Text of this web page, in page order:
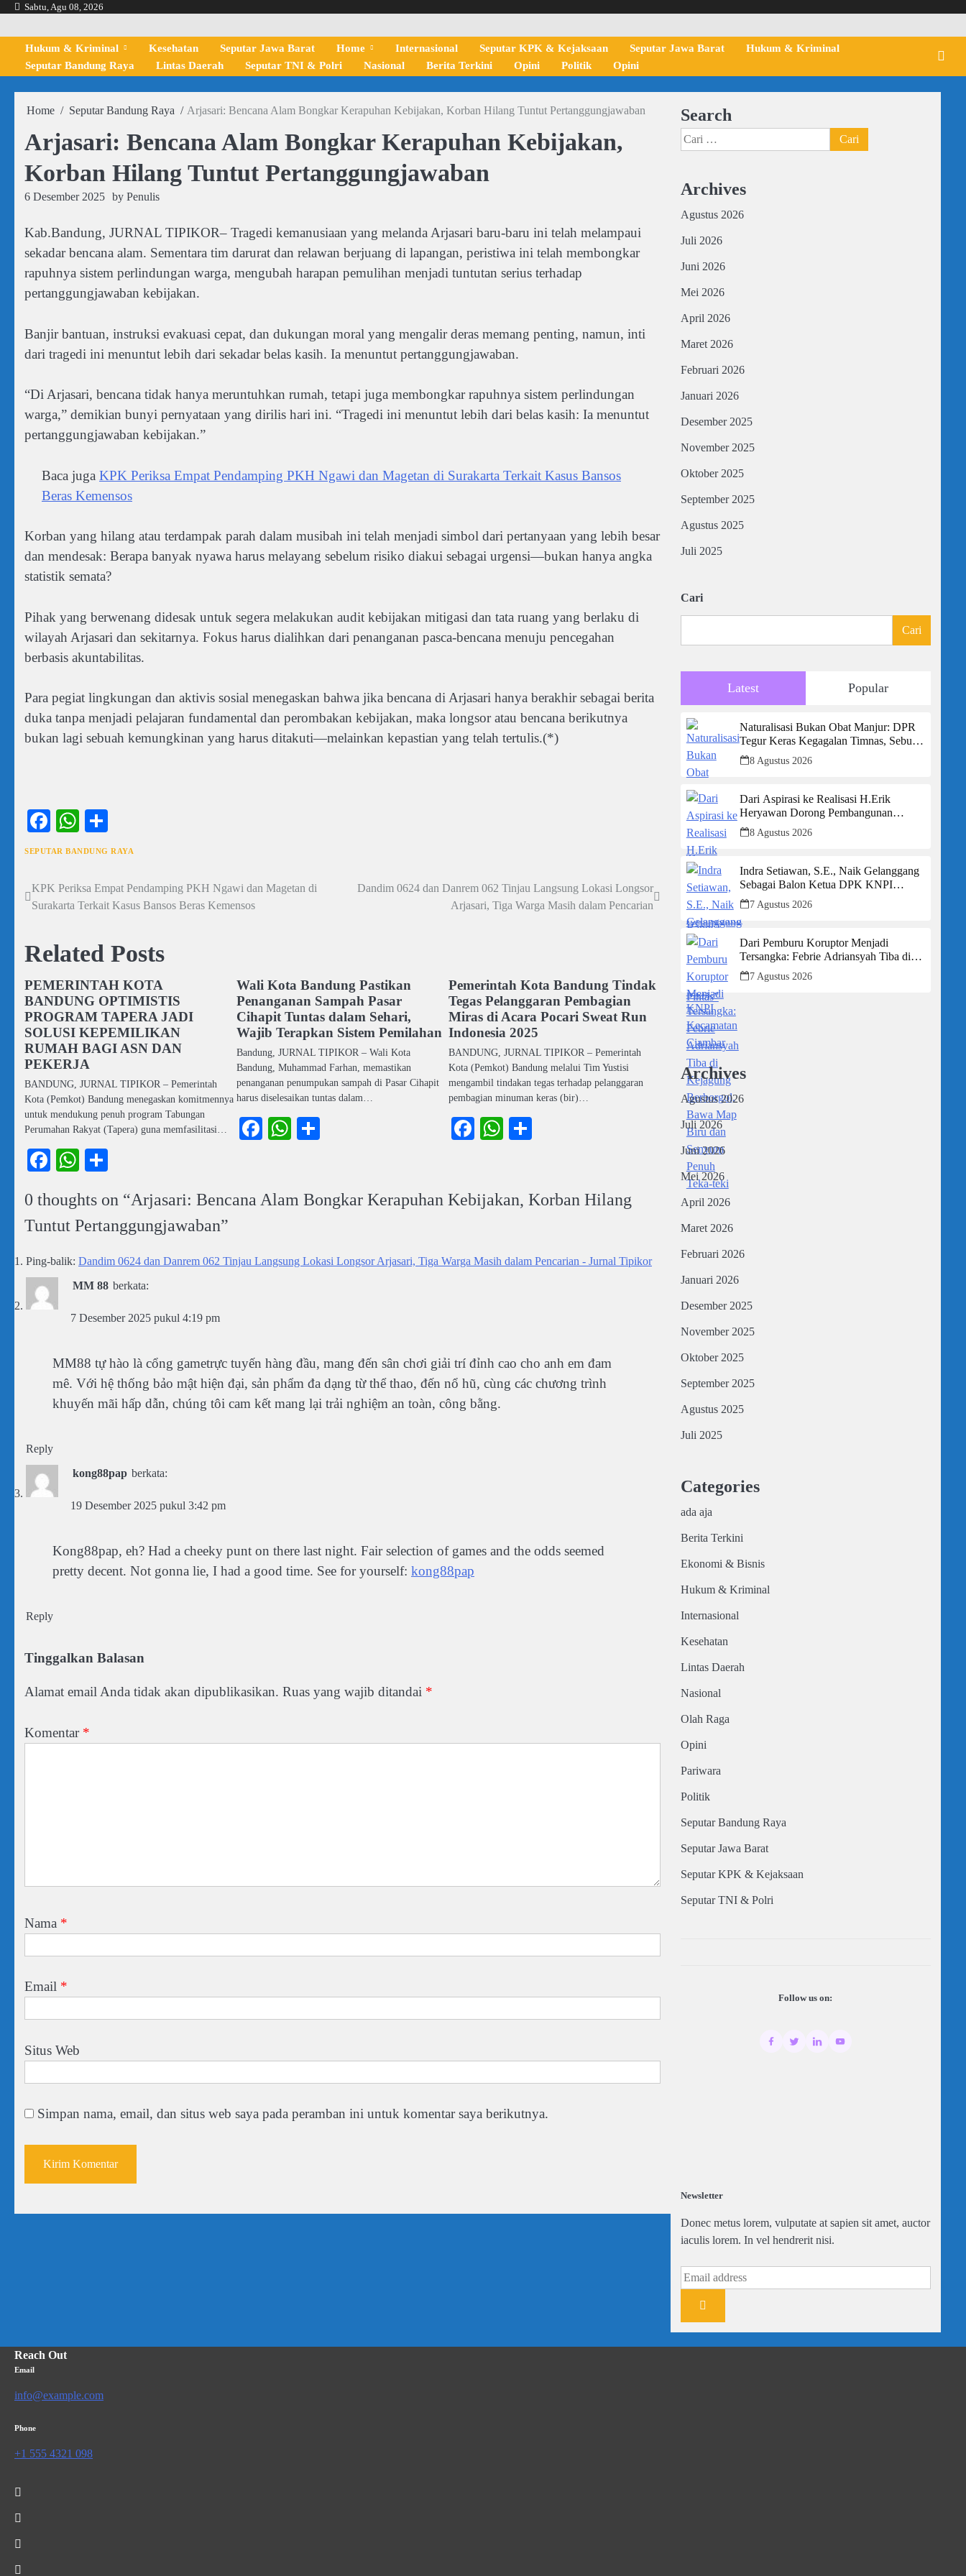
Skip
content
Sabtu, Agu 08, 2026
Hukum & Kriminal Kesehatan Seputar Jawa Barat Home Internasional Seputar KPK & Kejaksaan Seputar Jawa Barat
Hukum & Kriminal
Seputar Bandung Raya
Lintas Daerah Seputar TNI & Polri Nasional Berita Terkini Opini Politik Opini
Home Seputar Bandung Raya Arjasari: Bencana Alam Bongkar Kerapuhan Kebijakan, Korban Hilang Tuntut Pertanggungjawaban
Arjasari: Bencana Alam Bongkar Kerapuhan Kebijakan,
Korban Hilang Tuntut Pertanggungjawaban
6 Desember 2025 by Penulis
Kab.Bandung, JURNAL TIPIKOR– Tragedi kemanusiaan yang melanda Arjasari baru-baru ini telah melampaui
sekadar bencana alam. Sementara tim darurat dan relawan berjuang di lapangan, peristiwa ini telah membongkar
rapuhnya sistem perlindungan warga, mengubah harapan pemulihan menjadi tuntutan serius terhadap
pertanggungjawaban kebijakan.
Banjir bantuan, instruksi evakuasi cepat, dan dukungan moral yang mengalir deras memang penting, namun, inti
dari tragedi ini menuntut lebih dari sekadar belas kasih. Ia menuntut pertanggungjawaban.
“Di Arjasari, bencana tidak hanya meruntuhkan rumah, tetapi juga membongkar rapuhnya sistem perlindungan
warga,” demikian bunyi pernyataan yang dirilis hari ini. “Tragedi ini menuntut lebih dari belas kasih: Ia menuntut
pertanggungjawaban kebijakan.”
Baca juga KPK Periksa Empat Pendamping PKH Ngawi dan Magetan di Surakarta Terkait Kasus Bansos
Beras Kemensos
Korban yang hilang atau terdampak parah dalam musibah ini telah menjadi simbol dari pertanyaan yang lebih besar
dan mendesak: Berapa banyak nyawa harus melayang sebelum risiko diakui sebagai urgensi—bukan hanya angka
statistik semata?
Pihak yang berwenang didesak untuk segera melakukan audit kebijakan mitigasi dan tata ruang yang berlaku di
wilayah Arjasari dan sekitarnya. Fokus harus dialihkan dari penanganan pasca-bencana menuju pencegahan
berbasis akuntabilitas.
Para pegiat lingkungan dan aktivis sosial menegaskan bahwa jika bencana di Arjasari hanya berakhir sebagai berita
duka tanpa menjadi pelajaran fundamental dan perombakan kebijakan, maka longsor atau bencana berikutnya
bukan lagi sebuah kemungkinan yang harus ditakuti—melainkan kepastian yang telah tertulis.(*)
Facebook
WhatsApp
SEPUTAR BANDUNG RAYA
Navigasi
KPK Periksa Empat Pendamping PKH Ngawi dan Magetan di
Surakarta Terkait Kasus Bansos Beras Kemensos
Dandim 0624 dan Danrem 062 Tinjau Langsung Lokasi Longsor
Arjasari, Tiga Warga Masih dalam Pencarian
Related Posts
PEMERINTAH KOTA
BANDUNG OPTIMISTIS
PROGRAM TAPERA JADI
SOLUSI KEPEMILIKAN
RUMAH BAGI ASN DAN
PEKERJA
BANDUNG, JURNAL TIPIKOR – Pemerintah
Kota (Pemkot) Bandung menegaskan komitmennya
untuk mendukung penuh program Tabungan
Perumahan Rakyat (Tapera) guna memfasilitasi…
Facebook
WhatsApp
Wali Kota Bandung Pastikan
Penanganan Sampah Pasar
Cihapit Tuntas dalam Sehari,
Wajib Terapkan Sistem Pemilahan
Bandung, JURNAL TIPIKOR – Wali Kota
Bandung, Muhammad Farhan, memastikan
penanganan penumpukan sampah di Pasar Cihapit
harus diselesaikan tuntas dalam…
Facebook
WhatsApp
Pemerintah Kota Bandung Tindak
Tegas Pelanggaran Pembagian
Miras di Acara Pocari Sweat Run
Indonesia 2025
BANDUNG, JURNAL TIPIKOR – Pemerintah
Kota (Pemkot) Bandung melalui Tim Yustisi
mengambil tindakan tegas terhadap pelanggaran
pembagian minuman keras (bir)…
Facebook
WhatsApp
0 thoughts on “Arjasari: Bencana Alam Bongkar Kerapuhan Kebijakan, Korban Hilang
Tuntut Pertanggungjawaban”
Ping-balik: Dandim 0624 dan Danrem 062 Tinjau Langsung Lokasi Longsor Arjasari, Tiga Warga Masih dalam Pencarian - Jurnal Tipikor
MM 88 berkata:
7 Desember 2025 pukul 4:19 pm
MM88 tự hào là cổng gametrực tuyến hàng đầu, mang đến sân chơi giải trí đỉnh cao cho anh em đam
mê. Với hệ thống bảo mật hiện đại, sản phẩm đa dạng từ thể thao, đến nổ hũ, cùng các chương trình
khuyến mãi hấp dẫn, chúng tôi cam kết mang lại trải nghiệm an toàn, công bằng.
Reply
kong88pap berkata:
19 Desember 2025 pukul 3:42 pm
Kong88pap, eh? Had a cheeky punt on there last night. Fair selection of games and the odds seemed
pretty decent. Not gonna lie, I had a good time. See for yourself: kong88pap
Reply
Tinggalkan Balasan
Alamat email Anda tidak akan dipublikasikan. Ruas yang wajib ditandai *
Komentar *
Nama *
Email *
Situs Web
Simpan nama, email, dan situs web saya pada peramban ini untuk komentar saya berikutnya.
Search
Cari
untuk:
Archives
Agustus 2026
Juli 2026
Juni 2026
Mei 2026
April 2026
Maret 2026
Februari 2026
Januari 2026
Desember 2025
November 2025
Oktober 2025
September 2025
Agustus 2025
Juli 2025
Cari
Cari
Latest Popular
Naturalisasi Bukan Obat Manjur: DPR
Tegur Keras Kegagalan Timnas, Sebut
Potensi Anak Bangsa Terabaikan Demi
“Jalan Pintas”
8 Agustus 2026
Dari Aspirasi ke Realisasi H.Erik
Heryawan Dorong Pembangunan
Infrastruktur Jalan Cikalong Bunder
8 Agustus 2026
Indra Setiawan, S.E., Naik Gelanggang
Sebagai Balon Ketua DPK KNPI
Kecamatan Ciambar
7 Agustus 2026
Dari Pemburu Koruptor Menjadi
Tersangka: Febrie Adriansyah Tiba di
Kejagung Berborgol, Bawa Map Biru
dan Senyum Penuh Teka-teki
7 Agustus 2026
Archives
Agustus 2026
Juli 2026
Juni 2026
Mei 2026
April 2026
Maret 2026
Februari 2026
Januari 2026
Desember 2025
November 2025
Oktober 2025
September 2025
Agustus 2025
Juli 2025
Categories
ada aja
Berita Terkini
Ekonomi & Bisnis
Hukum & Kriminal
Internasional
Kesehatan
Lintas Daerah
Nasional
Olah Raga
Opini
Pariwara
Politik
Seputar Bandung Raya
Seputar Jawa Barat
Seputar KPK & Kejaksaan
Seputar TNI & Polri
Follow us on:
Newsletter
Donec metus lorem, vulputate at sapien sit amet, auctor
iaculis lorem. In vel hendrerit nisi.
Reach Out
Email
info@example.com
Phone
+1 555 4321 098